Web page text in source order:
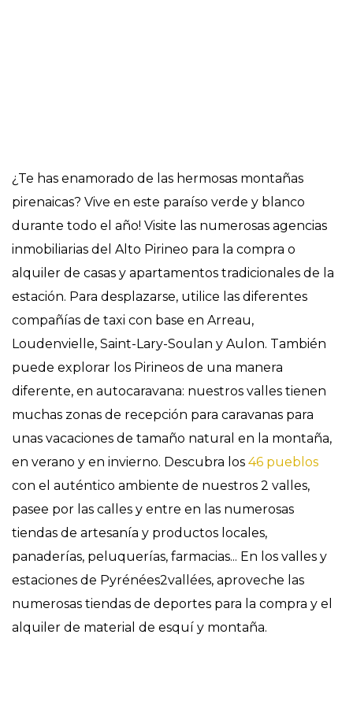
¿Te has enamorado de las hermosas montañas
pirenaicas? Vive en este paraíso verde y blanco
durante todo el año! Visite las numerosas agencias
inmobiliarias del Alto Pirineo para la compra o
alquiler de casas y apartamentos tradicionales de la
estación. Para desplazarse, utilice las diferentes
compañías de taxi con base en Arreau,
Loudenvielle, Saint-Lary-Soulan y Aulon. También
puede explorar los Pirineos de una manera
diferente, en autocaravana: nuestros valles tienen
muchas zonas de recepción para caravanas para
unas vacaciones de tamaño natural en la montaña,
en verano y en invierno. Descubra los 46 pueblos
con el auténtico ambiente de nuestros 2 valles,
pasee por las calles y entre en las numerosas
tiendas de artesanía y productos locales,
panaderías, peluquerías, farmacias... En los valles y
estaciones de Pyrénées2vallées, aproveche las
numerosas tiendas de deportes para la compra y el
alquiler de material de esquí y montaña.